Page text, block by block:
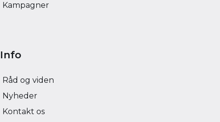
Kampagner
Info
Råd og viden
Nyheder
Kontakt os